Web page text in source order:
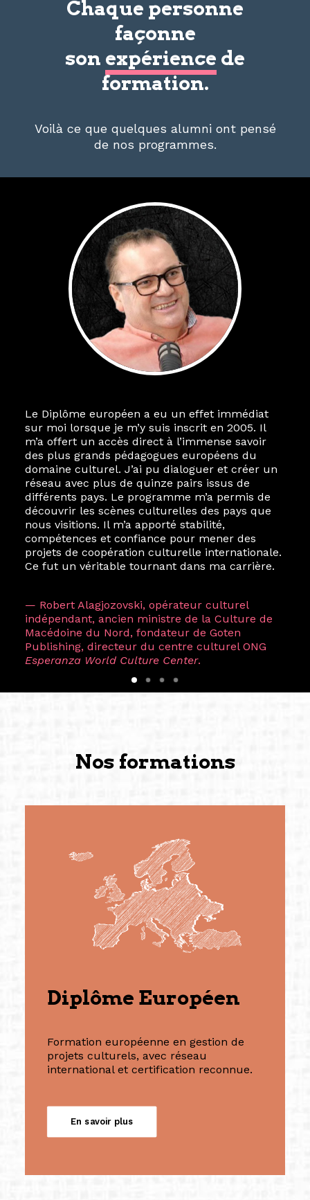
Chaque personne
façonne
son expérience de
formation.
Voilà ce que quelques alumni ont pensé
de nos programmes.
Le Diplôme européen a eu un effet immédiat
sur moi lorsque je m’y suis inscrit en 2005. Il
m’a offert un accès direct à l’immense savoir
des plus grands pédagogues européens du
domaine culturel. J’ai pu dialoguer et créer un
réseau avec plus de quinze pairs issus de
différents pays. Le programme m’a permis de
découvrir les scènes culturelles des pays que
nous visitions. Il m’a apporté stabilité,
compétences et confiance pour mener des
projets de coopération culturelle internationale.
Ce fut un véritable tournant dans ma carrière.
— Robert Alagjozovski, opérateur culturel
indépendant, ancien ministre de la Culture de
Macédoine du Nord, fondateur de Goten
Publishing, directeur du centre culturel ONG
Esperanza World Culture Center.
Nos formations
Diplôme Européen
Formation européenne en gestion de
projets culturels, avec réseau
international et certification reconnue.
En savoir plus